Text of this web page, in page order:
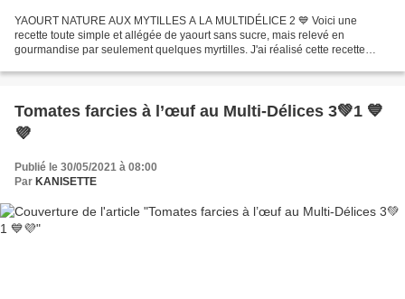
YAOURT NATURE AUX MYTILLES A LA MULTIDÉLICE 2 💙 Voici une
recette toute simple et allégée de yaourt sans sucre, mais relevé en
gourmandise par seulement quelques myrtilles. J'ai réalisé cette recette
Tomates farcies à l’œuf au Multi-Délices 3💚1 💙
💜
Publié le 30/05/2021 à 08:00
Par KANISETTE